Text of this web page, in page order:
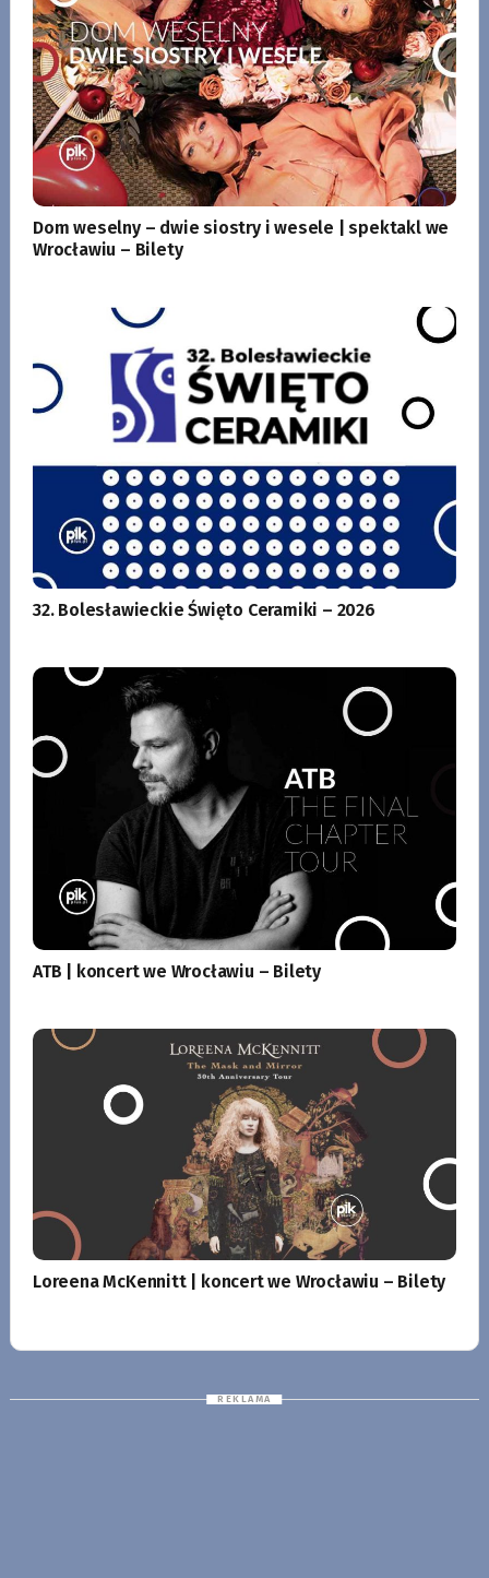
Dom weselny – dwie siostry i wesele | spektakl we
Wrocławiu – Bilety
32. Bolesławieckie Święto Ceramiki – 2026
ATB | koncert we Wrocławiu – Bilety
Loreena McKennitt | koncert we Wrocławiu – Bilety